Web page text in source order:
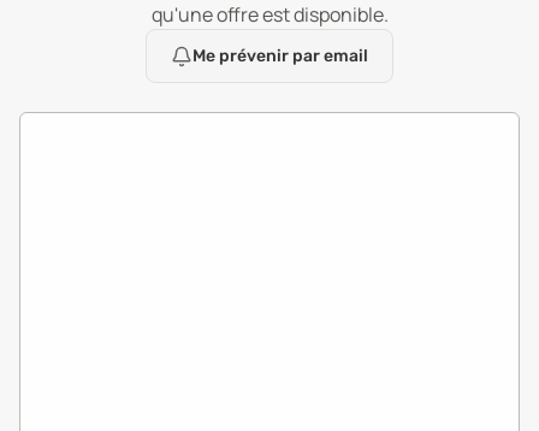
qu'une offre est disponible.
Me prévenir par email